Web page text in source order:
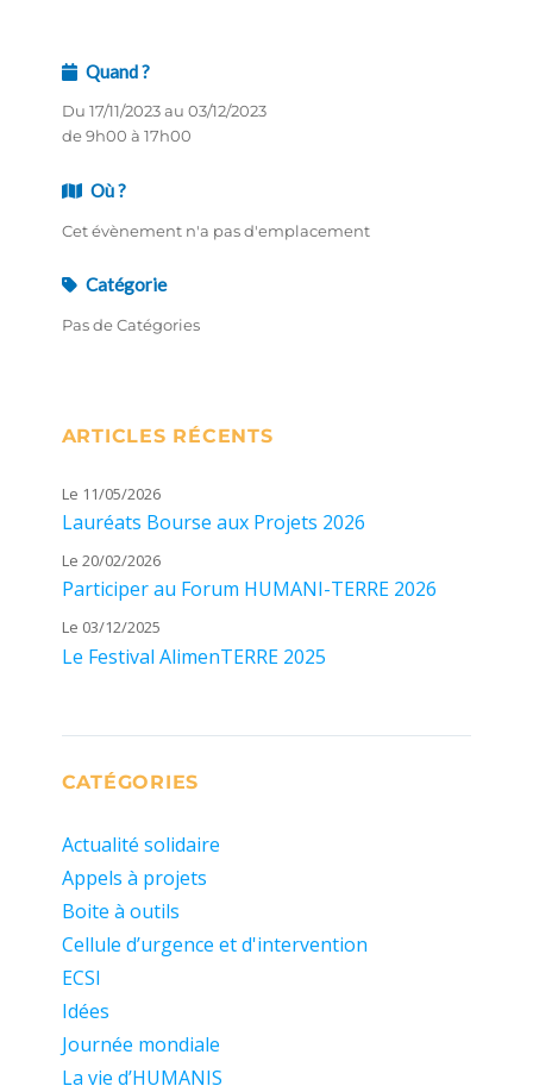
Quand ?
Du 17/11/2023 au 03/12/2023
de 9h00 à 17h00
Où ?
Cet évènement n'a pas d'emplacement
Catégorie
Pas de Catégories
ARTICLES RÉCENTS
Le 11/05/2026
Lauréats Bourse aux Projets 2026
Le 20/02/2026
Participer au Forum HUMANI-TERRE 2026
Le 03/12/2025
Le Festival AlimenTERRE 2025
CATÉGORIES
Actualité solidaire
Appels à projets
Boite à outils
Cellule d’urgence et d'intervention
ECSI
Idées
Journée mondiale
La vie d’HUMANIS